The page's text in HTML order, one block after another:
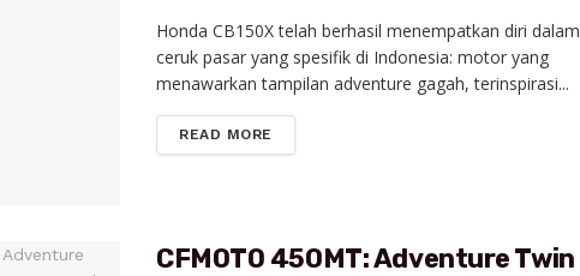
Honda CB150X telah berhasil menempatkan diri dalam
ceruk pasar yang spesifik di Indonesia: motor yang
menawarkan tampilan adventure gagah, terinspirasi...
READ MORE
CFMOTO 450MT: Adventure Twin